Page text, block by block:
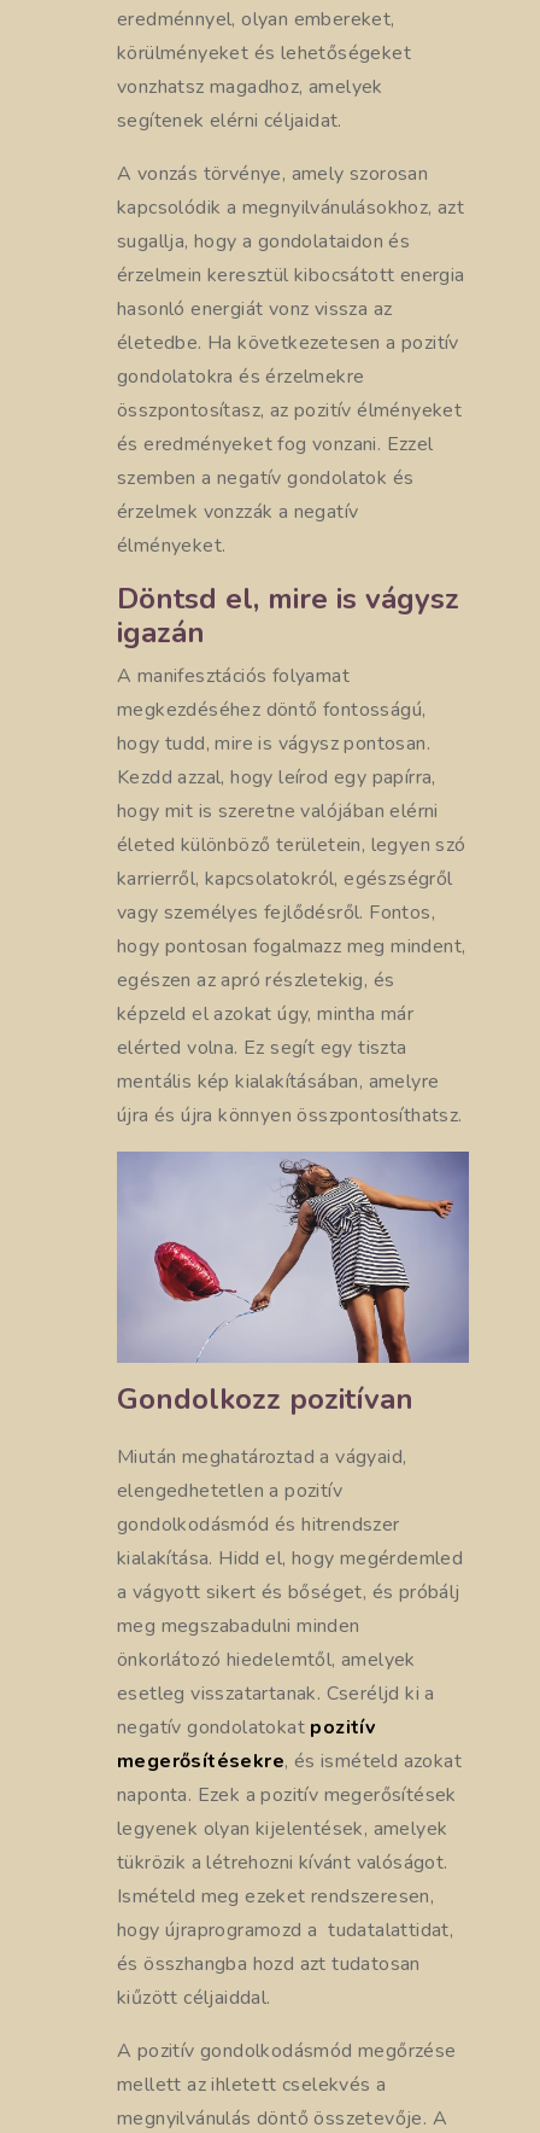
eredménnyel, olyan embereket,
körülményeket és lehetőségeket
vonzhatsz magadhoz, amelyek
segítenek elérni céljaidat.
A vonzás törvénye, amely szorosan
kapcsolódik a megnyilvánulásokhoz, azt
sugallja, hogy a gondolataidon és
érzelmein keresztül kibocsátott energia
hasonló energiát vonz vissza az
életedbe. Ha következetesen a pozitív
gondolatokra és érzelmekre
összpontosítasz, az pozitív élményeket
és eredményeket fog vonzani. Ezzel
szemben a negatív gondolatok és
érzelmek vonzzák a negatív
élményeket.
Döntsd el, mire is vágysz
igazán
A manifesztációs folyamat
megkezdéséhez döntő fontosságú,
hogy tudd, mire is vágysz pontosan.
Kezdd azzal, hogy leírod egy papírra,
hogy mit is szeretne valójában elérni
életed különböző területein, legyen szó
karrierről, kapcsolatokról, egészségről
vagy személyes fejlődésről. Fontos,
hogy pontosan fogalmazz meg mindent,
egészen az apró részletekig, és
képzeld el azokat úgy, mintha már
elérted volna. Ez segít egy tiszta
mentális kép kialakításában, amelyre
újra és újra könnyen összpontosíthatsz.
Gondolkozz pozitívan
Miután meghatároztad a vágyaid,
elengedhetetlen a pozitív
gondolkodásmód és hitrendszer
kialakítása. Hidd el, hogy megérdemled
a vágyott sikert és bőséget, és próbálj
meg megszabadulni minden
önkorlátozó hiedelemtől, amelyek
esetleg visszatartanak. Cseréljd ki a
negatív gondolatokat pozitív
megerősítésekre, és ismételd azokat
naponta. Ezek a pozitív megerősítések
legyenek olyan kijelentések, amelyek
tükrözik a létrehozni kívánt valóságot.
Ismételd meg ezeket rendszeresen,
hogy újraprogramozd a tudatalattidat,
és összhangba hozd azt tudatosan
kiűzött céljaiddal.
A pozitív gondolkodásmód megőrzése
mellett az ihletett cselekvés a
megnyilvánulás döntő összetevője. A